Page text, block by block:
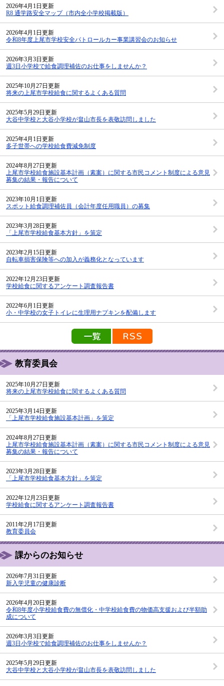
2026年4月1日更新
R8 通学路安全マップ（市内全小学校掲載版）
2026年4月1日更新
令和8年度上尾市学校安全パトロールカー事業講習会のお知らせ
2026年3月3日更新
週3日小学校で給食調理補佐のお仕事をしませんか？
2025年10月27日更新
将来の上尾市学校給食に関するよくある質問
2025年5月29日更新
大谷中学校と大谷小学校が畠山市長を表敬訪問しました
2025年4月1日更新
多子世帯への学校給食費減免制度
2024年8月27日更新
上尾市学校給食施設基本計画（素案）に関する市民コメント制度による意見
募集の結果・報告について
2023年10月1日更新
スポット給食調理補佐員（会計年度任用職員）の募集
2023年3月28日更新
「上尾市学校給食基本方針」を策定
2023年2月15日更新
自転車損害保険等への加入が義務化となっています
2022年12月23日更新
学校給食に関するアンケート調査報告書
2022年6月1日更新
小・中学校の女子トイレに生理用ナプキンを配備します
新着情報の一覧を見る
教育委員会
2025年10月27日更新
将来の上尾市学校給食に関するよくある質問
2025年3月14日更新
「上尾市学校給食施設基本計画」を策定
2024年8月27日更新
上尾市学校給食施設基本計画（素案）に関する市民コメント制度による意見
募集の結果・報告について
2023年3月28日更新
「上尾市学校給食基本方針」を策定
2022年12月23日更新
学校給食に関するアンケート調査報告書
2011年2月17日更新
教育委員会
課からのお知らせ
2026年7月31日更新
新入学児童の健康診断
2026年4月20日更新
令和8年度小学校給食費の無償化・中学校給食費の物価高支援および半額助
成について
2026年3月3日更新
週3日小学校で給食調理補佐のお仕事をしませんか？
2025年5月29日更新
大谷中学校と大谷小学校が畠山市長を表敬訪問しました